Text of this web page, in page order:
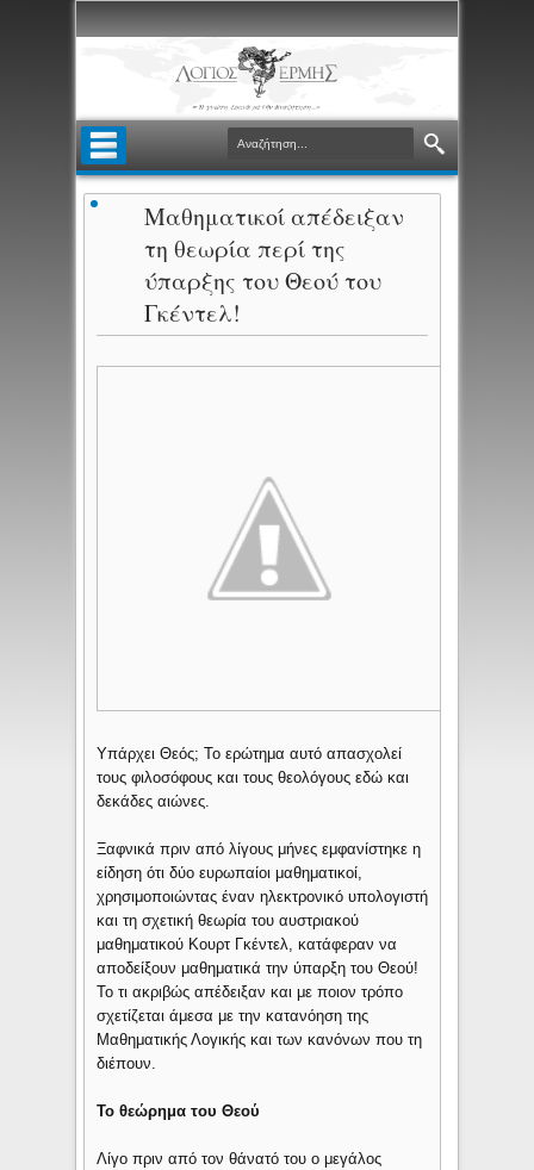
Μαθηματικοί απέδειξαν
τη θεωρία περί της
ύπαρξης του Θεού του
Γκέντελ!
Υπάρχει Θεός; Το ερώτημα αυτό απασχολεί
τους φιλοσόφους και τους θεολόγους εδώ και
δεκάδες αιώνες.
Ξαφνικά πριν από λίγους μήνες εμφανίστηκε η
είδηση ότι δύο ευρωπαίοι μαθηματικοί,
χρησιμοποιώντας έναν ηλεκτρονικό υπολογιστή
και τη σχετική θεωρία του αυστριακού
μαθηματικού Κουρτ Γκέντελ, κατάφεραν να
αποδείξουν μαθηματικά την ύπαρξη του Θεού!
Το τι ακριβώς απέδειξαν και με ποιον τρόπο
σχετίζεται άμεσα με την κατανόηση της
Μαθηματικής Λογικής και των κανόνων που τη
διέπουν.
Το θεώρημα του Θεού
Λίγο πριν από τον θάνατό του ο μεγάλος